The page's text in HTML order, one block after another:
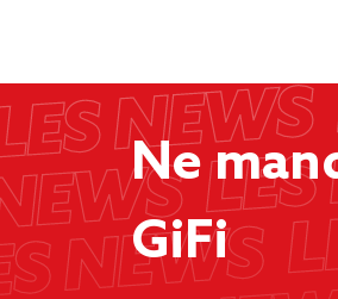
Ne
GiFi